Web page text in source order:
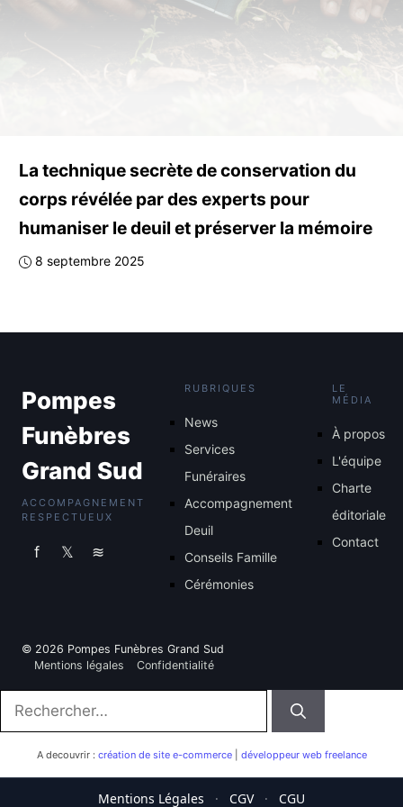
La technique secrète de conservation du
corps révélée par des experts pour
humaniser le deuil et préserver la mémoire
8 septembre 2025
Pompes
Funèbres
Grand Sud
ACCOMPAGNEMENT
RESPECTUEUX
f 𝕏 ≋
RUBRIQUES
News
Services
Funéraires
Accompagnement
Deuil
Conseils Famille
Cérémonies
LE
MÉDIA
À propos
L'équipe
Charte
éditoriale
Contact
© 2026 Pompes Funèbres Grand Sud
Mentions légales
Confidentialité
Rechercher :
A decouvrir : création de site e-commerce| développeur web freelance
Mentions Légales · CGV · CGU